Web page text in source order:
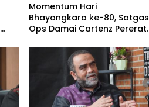
Momentum Hari
Bhayangkara ke-80, Satgas
Ops Damai Cartenz Pererat
Masyarakat Lewat Bakti